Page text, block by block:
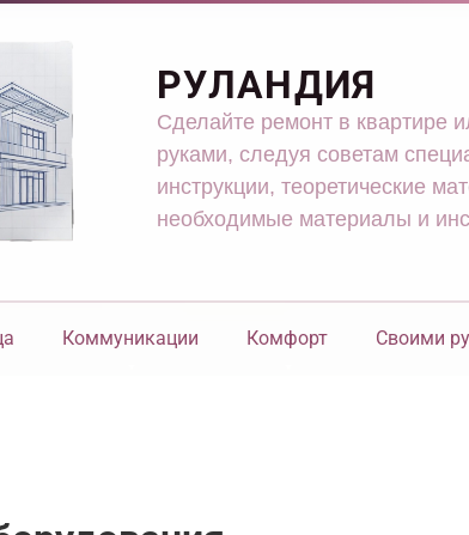
РУЛАНДИЯ
Сделайте ремонт в квартире
руками, следуя советам
инструкции, теоретические
необходимые материалы и
Коммуникации Комфорт Своими